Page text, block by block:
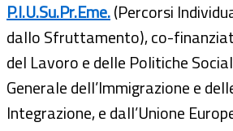
P.I.U.Su.Pr.Eme.(Percorsi
dallo Sfruttamento), co-
del Lavoro e delle Politiche
Generale dell’Immigrazione e
Integrazione, e dall’Unione